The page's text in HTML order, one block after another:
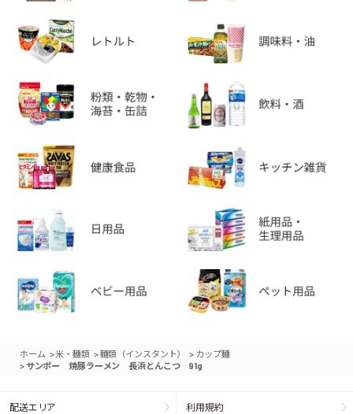
ホーム >米・麺類 >麺類（インスタント） > カップ麺
> サンポー 焼豚ラーメン 長浜とんこつ 91g
配送エリア 利用規約